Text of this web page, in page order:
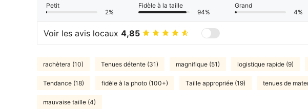
Petit
2%
Fidèle à la taille
94%
Grand
4%
Voir les avis locaux 4,85
rachètera (10) Tenues détente (31) magnifique (51) logistique rapide (9)
Tendance (18) fidèle à la photo (100+) Taille appropriée (19) tenues de
mauvaise taille (4)